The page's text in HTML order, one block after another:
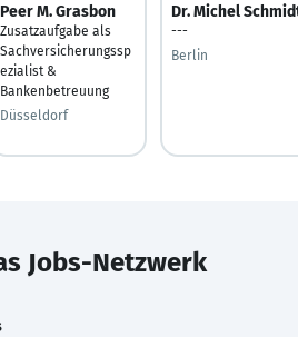
Peer M. Grasbon
Zusatzaufgabe als
Sachversicherungssp
ezialist &
Bankenbetreuung
Düsseldorf
Dr. Michel
---
Berlin
Jobs-Netzwerk